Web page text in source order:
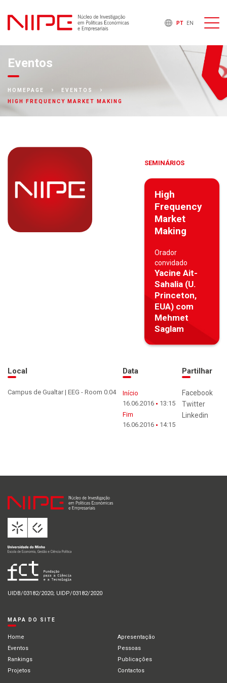
PT EN
Eventos
HOMEPAGE
EVENTOS
HIGH FREQUENCY MARKET MAKING
SEMINÁRIOS
High
Frequency
Market
Making
Orador
convidado
Yacine Ait-
Sahalia (U.
Princeton,
EUA) com
Mehmet
Saglam
Local
Campus de Gualtar | EEG - Room 0.04
Data
Início
16.06.2016
13:15
Fim
16.06.2016
14:15
Partilhar
Facebook
Twitter
Linkedin
UIDB/03182/2020; UIDP/03182/2020
MAPA DO SITE
Home
Apresentação
Eventos
Pessoas
Rankings
Publicações
Projetos
Contactos